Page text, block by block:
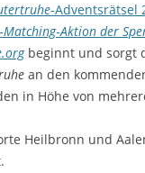
-Adventsrätsel
der
beginnt und sorgt
an den
in Höhe von
Heilbronn und